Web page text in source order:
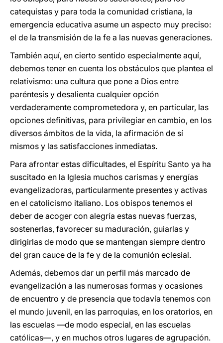
catequistas y para toda la comunidad cristiana, la
emergencia educativa asume un aspecto muy preciso:
el de la transmisión de la fe a las nuevas generaciones.
También aquí, en cierto sentido especialmente aquí,
debemos tener en cuenta los obstáculos que plantea el
relativismo: una cultura que pone a Dios entre
paréntesis y desalienta cualquier opción
verdaderamente comprometedora y, en particular, las
opciones definitivas, para privilegiar en cambio, en los
diversos ámbitos de la vida, la afirmación de sí
mismos y las satisfacciones inmediatas.
Para afrontar estas dificultades, el Espíritu Santo ya ha
suscitado en la Iglesia muchos carismas y energías
evangelizadoras, particularmente presentes y activas
en el catolicismo italiano. Los obispos tenemos el
deber de acoger con alegría estas nuevas fuerzas,
sostenerlas, favorecer su maduración, guiarlas y
dirigirlas de modo que se mantengan siempre dentro
del gran cauce de la fe y de la comunión eclesial.
Además, debemos dar un perfil más marcado de
evangelización a las numerosas formas y ocasiones
de encuentro y de presencia que todavía tenemos con
el mundo juvenil, en las parroquias, en los oratorios, en
las escuelas —de modo especial, en las escuelas
católicas—, y en muchos otros lugares de agrupación.